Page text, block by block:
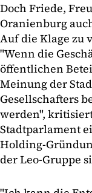
Doch Friede,
Oranienburg
Auf die Klage zu
"Wenn die
öffentlichen
Meinung der
Gesellschafters
werden",
Stadtparlament
Holding-
der Leo-Gruppe